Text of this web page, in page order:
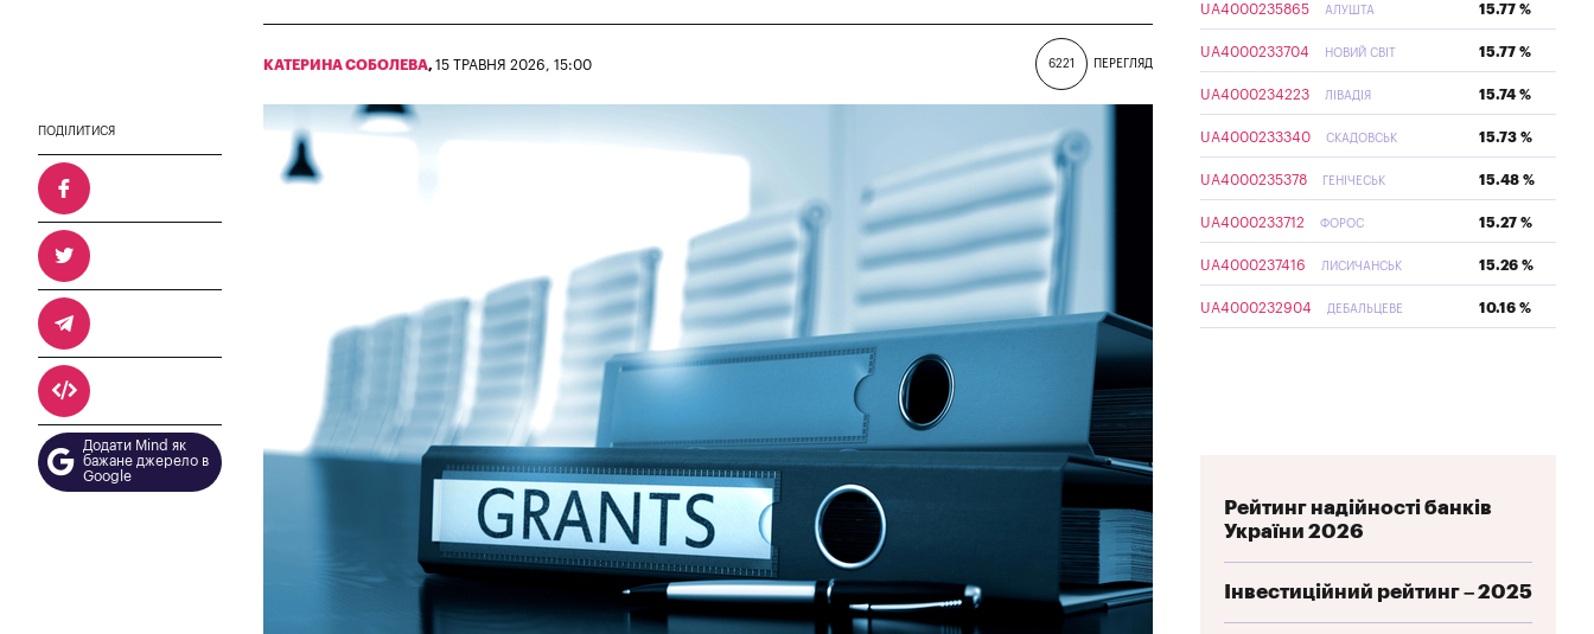
6221 ПЕРЕГЛЯД
КАТЕРИНА СОБОЛЕВА, 15 ТРАВНЯ 2026, 15:00
ПОДІЛИТИСЯ
Додати Mind як
бажане джерело в
Google
UA4000235865 АЛУШТА 15.77 %
UA4000233704 НОВИЙ СВІТ 15.77 %
UA4000234223 ЛІВАДІЯ 15.74 %
UA4000233340 СКАДОВСЬК 15.73 %
UA4000235378 ГЕНІЧЕСЬК 15.48 %
UA4000233712 ФОРОС 15.27 %
UA4000237416 ЛИСИЧАНСЬК 15.26 %
UA4000232904 ДЕБАЛЬЦЕВЕ 10.16 %
Рейтинг надійності банків
України 2026
Інвестиційний рейтинг – 2025